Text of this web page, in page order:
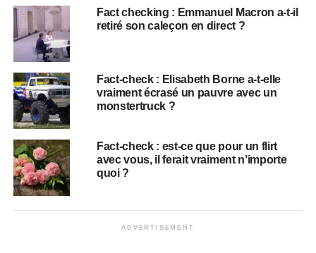
Fact checking : Emmanuel Macron a-t-il
retiré son caleçon en direct ?
Fact-check : Elisabeth Borne a-t-elle
vraiment écrasé un pauvre avec un
monstertruck ?
Fact-check : est-ce que pour un flirt
avec vous, il ferait vraiment n’importe
quoi ?
ADVERTISEMENT